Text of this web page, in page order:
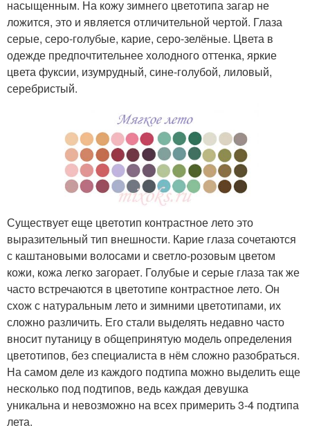
насыщенным. На кожу зимнего цветотипа загар не
ложится, это и является отличительной чертой. Глаза
серые, серо-голубые, карие, серо-зелёные. Цвета в
одежде предпочтительнее холодного оттенка, яркие
цвета фуксии, изумрудный, сине-голубой, лиловый,
серебристый.
Существует еще цветотип контрастное лето это
выразительный тип внешности. Карие глаза сочетаются
с каштановыми волосами и светло-розовым цветом
кожи, кожа легко загорает. Голубые и серые глаза так же
часто встречаются в цветотипе контрастное лето. Он
схож с натуральным лето и зимними цветотипами, их
сложно различить. Его стали выделять недавно часто
вносит путаницу в общепринятую модель определения
цветотипов, без специалиста в нём сложно разобраться.
На самом деле из каждого подтипа можно выделить еще
несколько под подтипов, ведь каждая девушка
уникальна и невозможно на всех примерить 3-4 подтипа
лета.